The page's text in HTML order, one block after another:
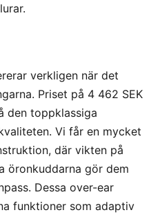
verkligen när det
Priset på 4 462 SEK
den toppklassiga
Vi får en mycket
där vikten på
öronkuddarna gör dem
Dessa over-ear
funktioner som adaptiv